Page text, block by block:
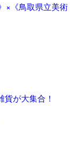
×《鳥取県立美術
が大集合！